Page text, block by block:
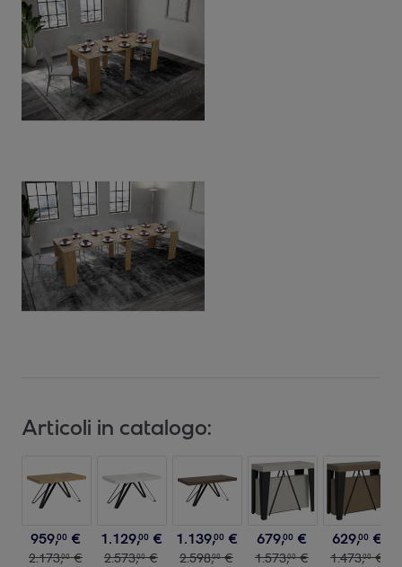
Articoli in catalogo:
959,00 €
2.173,00 €
1.129,00 €
2.573,00 €
1.139,00 €
2.598,00 €
679,00 €
1.573,00 €
629,00 €
1.473,00 €